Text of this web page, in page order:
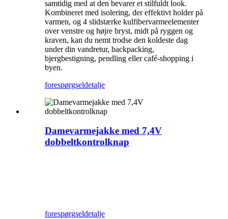
samtidig med at den bevarer et stilfuldt look.
Kombineret med isolering, der effektivt holder på
varmen, og 4 slidstærke kulfibervarmeelementer
over venstre og højre bryst, midt på ryggen og
kraven, kan du nemt trodse den koldeste dag
under din vandretur, backpacking,
bjergbestigning, pendling eller café-shopping i
byen.
forespørgseldetalje
Damevarmejakke med 7,4V
dobbeltkontrolknap
forespørgseldetalje